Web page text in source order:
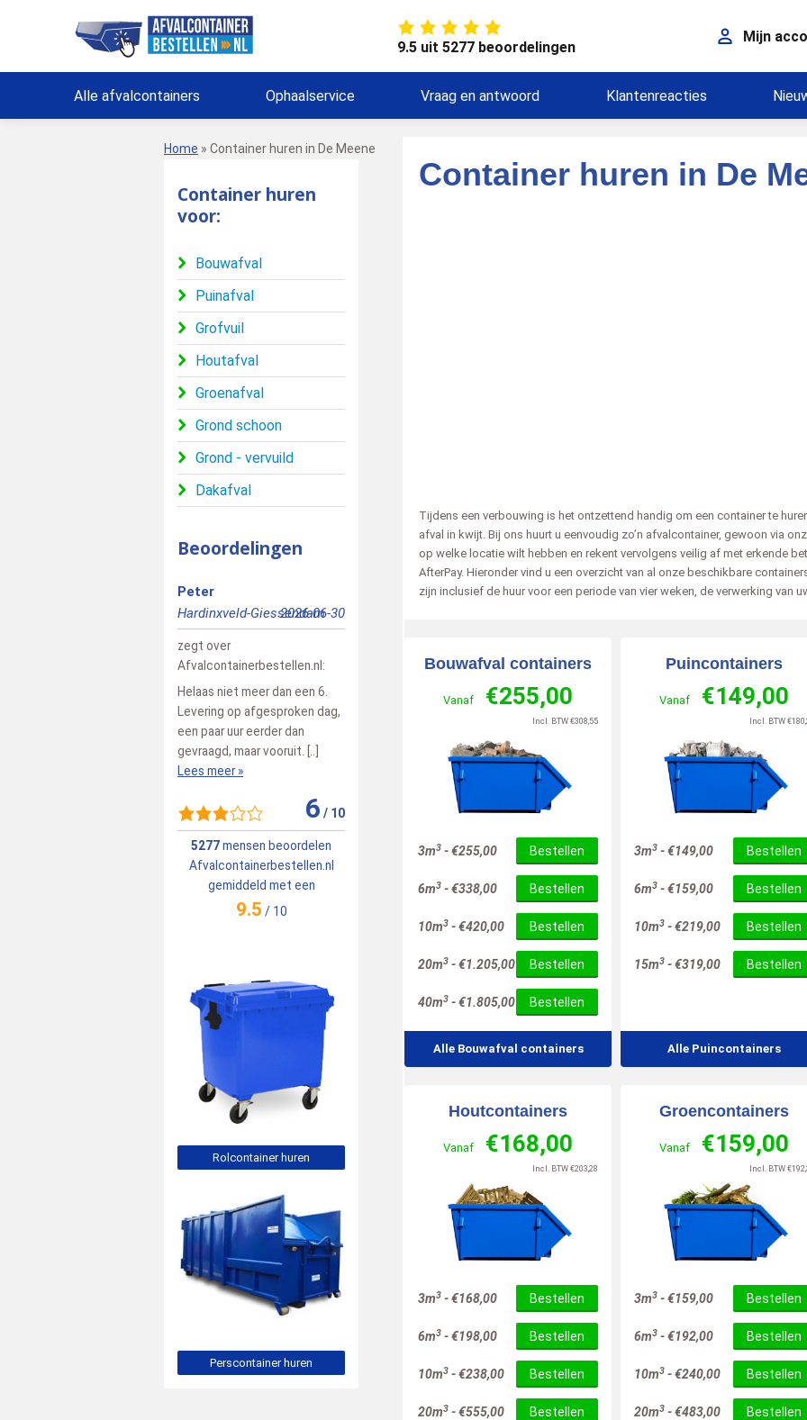
9.5 uit 5277 beoordelingen
Mijn
Alle afvalcontainers Ophaalservice Vraag en antwoord Klantenreacties
Home » Container huren in De Meene
Container huren in De
Tijdens een verbouwing is het ontzettend handig om een container te
afval in kwijt. Bij ons huurt u eenvoudig zo’n afvalcontainer, gewoon via
op welke locatie wilt hebben en rekent vervolgens veilig af met erkende
AfterPay. Hieronder vind u een overzicht van al onze beschikbare
zijn inclusief de huur voor een periode van vier weken, de verwerking van
Bouwafval containers
Vanaf €255,00
Incl. BTW€308,55
3m3 -€255,00 Bestellen
6m3 -€338,00 Bestellen
10m3 -€420,00 Bestellen
20m3 -€1.205,00 Bestellen
40m3 -€1.805,00 Bestellen
Alle Bouwafval containers
Puincontainers
Vanaf €149,00
Incl. BTW €
3m3 -€149,00 Bestellen
6m3 -€159,00 Bestellen
10m3 -€219,00 Bestellen
15m3 -€319,00 Bestellen
Alle Puincontainers
Houtcontainers
Vanaf €168,00
Incl. BTW€203,28
3m3 -€168,00 Bestellen
6m3 -€198,00 Bestellen
10m3 -€238,00 Bestellen
20m3 -€555,00 Bestellen
Groencontainers
Vanaf €159,00
Incl. BTW €
3m3 -€159,00 Bestellen
6m3 -€192,00 Bestellen
10m3 -€240,00 Bestellen
20m3 -€483,00 Bestellen
Container huren
voor:
Bouwafval
Puinafval
Grofvuil
Houtafval
Groenafval
Grond schoon
Grond - vervuild
Dakafval
Beoordelingen
Peter
Hardinxveld-Giessendam
2026-06-30
zegt over
Afvalcontainerbestellen.nl :
Helaas niet meer dan een 6.
Levering op afgesproken dag,
een paar uur eerder dan
gevraagd, maar vooruit. [..]
Lees meer »
6 / 10
Afvalcontainerbestellen.nl:
10
Edris
Afvalcontainerbestellen.nl
Dit is de tweede keer dat ik
containers heb besteld, snelle
service, bedankt.
Lees meer »
10
Marius
Super blij
5277mensen beoordelen
Afvalcontainerbestellen.nl
gemiddeld met een
9.5 / 10
Rolcontainer huren
Perscontainer huren